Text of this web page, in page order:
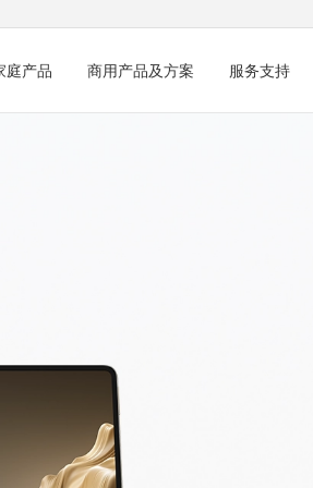
庭产品 商用产品及方案 服务支持